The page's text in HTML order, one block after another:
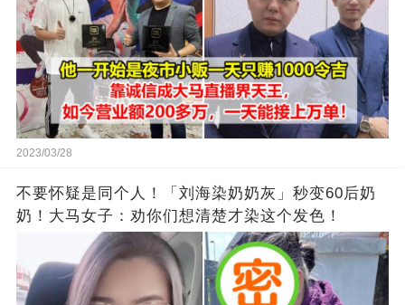
2023/03/28
不要怀疑是同个人！「刘海染奶奶灰」秒变60后奶
奶！大马女子：劝你们想清楚才染这个发色！